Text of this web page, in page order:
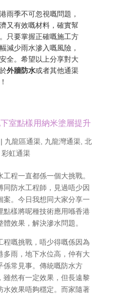
雨季不可忽視嘅問題，
又有效嘅材料，確實幫
只要掌握正確嘅施工方
減少雨水滲入嘅風險，
全。希望以上分享對大
外牆防水或者其他通渠
室點樣用納米塗層提升
| 九龍區通渠, 九龍灣通渠, 北
彩虹通渠
程一直都係一個大挑戰。
同防水工程師，見過唔少因
案。今日我想同大家分享一
點樣將呢種技術應用喺香港
效果，解決滲水問題。
程嘅挑戰，唔少得嘅係因為
多雨，地下水位高，仲有大
係常見事。傳統嘅防水方
雖然有一定效果，但長遠黎
水效果唔夠穩定。而家隨著